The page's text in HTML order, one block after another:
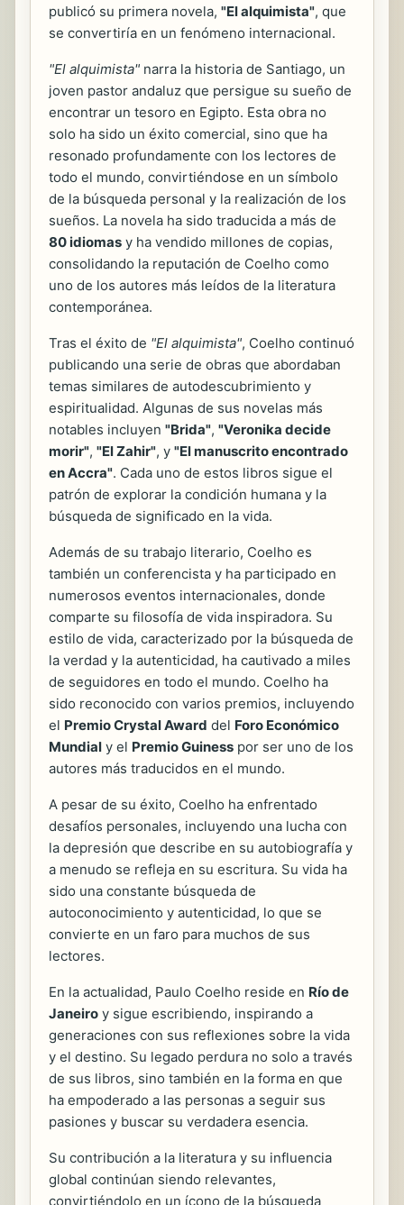
publicó su primera novela, "El alquimista", que
se convertiría en un fenómeno internacional.
"El alquimista" narra la historia de Santiago, un
joven pastor andaluz que persigue su sueño de
encontrar un tesoro en Egipto. Esta obra no
solo ha sido un éxito comercial, sino que ha
resonado profundamente con los lectores de
todo el mundo, convirtiéndose en un símbolo
de la búsqueda personal y la realización de los
sueños. La novela ha sido traducida a más de
80 idiomas y ha vendido millones de copias,
consolidando la reputación de Coelho como
uno de los autores más leídos de la literatura
contemporánea.
Tras el éxito de "El alquimista", Coelho continuó
publicando una serie de obras que abordaban
temas similares de autodescubrimiento y
espiritualidad. Algunas de sus novelas más
notables incluyen "Brida", "Veronika decide
morir", "El Zahir", y "El manuscrito encontrado
en Accra". Cada uno de estos libros sigue el
patrón de explorar la condición humana y la
búsqueda de significado en la vida.
Además de su trabajo literario, Coelho es
también un conferencista y ha participado en
numerosos eventos internacionales, donde
comparte su filosofía de vida inspiradora. Su
estilo de vida, caracterizado por la búsqueda de
la verdad y la autenticidad, ha cautivado a miles
de seguidores en todo el mundo. Coelho ha
sido reconocido con varios premios, incluyendo
el Premio Crystal Award del Foro Económico
Mundial y el Premio Guiness por ser uno de los
autores más traducidos en el mundo.
A pesar de su éxito, Coelho ha enfrentado
desafíos personales, incluyendo una lucha con
la depresión que describe en su autobiografía y
a menudo se refleja en su escritura. Su vida ha
sido una constante búsqueda de
autoconocimiento y autenticidad, lo que se
convierte en un faro para muchos de sus
lectores.
En la actualidad, Paulo Coelho reside en Río de
Janeiro y sigue escribiendo, inspirando a
generaciones con sus reflexiones sobre la vida
y el destino. Su legado perdura no solo a través
de sus libros, sino también en la forma en que
ha empoderado a las personas a seguir sus
pasiones y buscar su verdadera esencia.
Su contribución a la literatura y su influencia
global continúan siendo relevantes,
convirtiéndolo en un ícono de la búsqueda